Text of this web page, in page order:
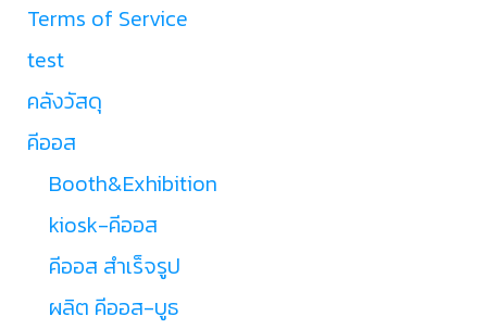
Terms of Service
test
คลังวัสดุ
คีออส
Booth&Exhibition
kiosk-คีออส
คีออส สำเร็จรูป
ผลิต คีออส-บูธ